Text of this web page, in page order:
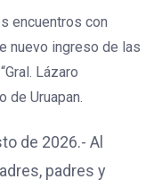
encuentros con
nuevo ingreso de las
Lázaro
de Uruapan.
de 2026.- Al
padres y